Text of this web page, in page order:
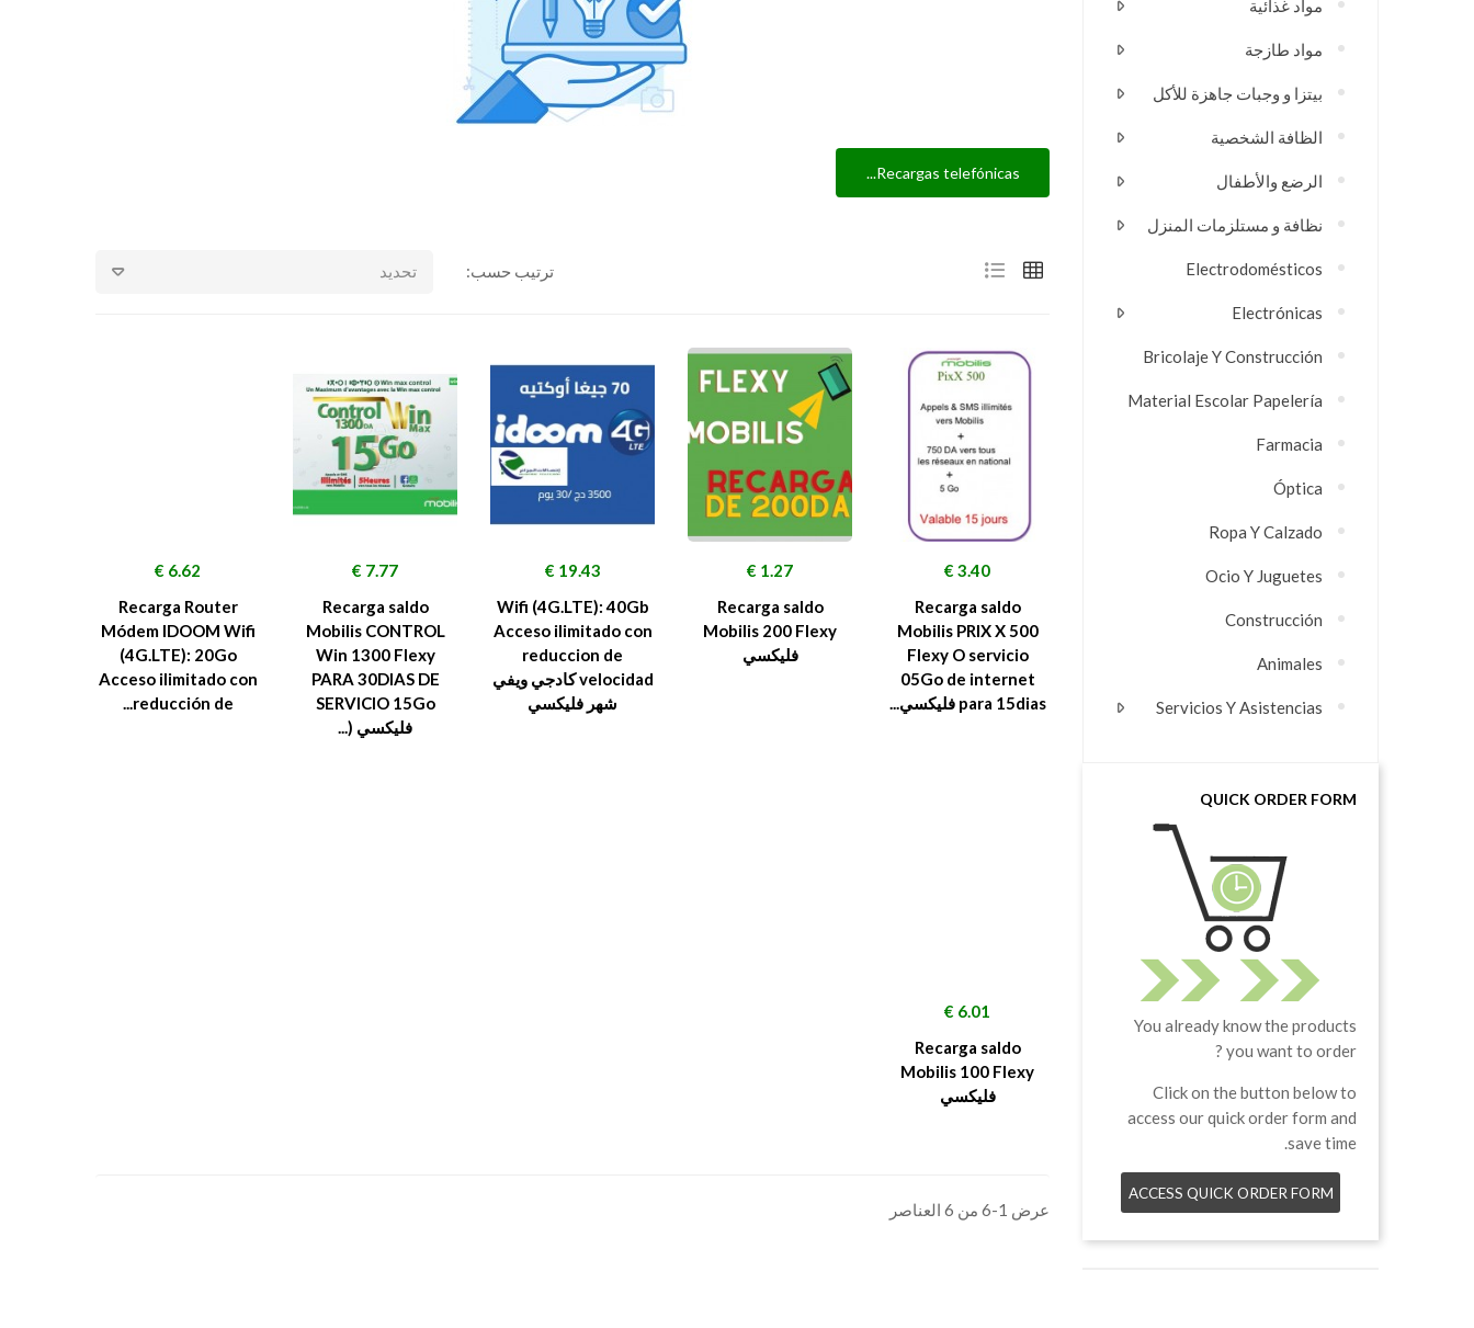
مواد غذائية
مواد طازجة
بيتزا و وجبات جاهزة للأكل
الظافة الشخصية
الرضع والأطفال
نظافة و مستلزمات المنزل
Electrodomésticos
Electrónicas
Bricolaje Y Construcción
Material Escolar Papelería
Farmacia
Óptica
Ropa Y Calzado
Ocio Y Juguetes
Construcción
Animales
Servicios Y Asistencias
QUICK ORDER FORM
You already know the products
you want to order ?
Click on the button below to
access our quick order form and
save time.
ACCESS QUICK ORDER FORM
Recargas telefónicas...
ترتيب حسب: تحديد
السعر
3.40 €
Recarga saldo
Mobilis PRIX X 500
Flexy O servicio
05Go de internet
para 15dias فليكسي...
السعر
1.27 €
Recarga saldo
Mobilis 200 Flexy
فليكسي
السعر
19.43 €
Wifi (4G.LTE): 40Gb
Acceso ilimitado con
reduccion de
velocidad كادجي ويفي
شهر فليكسي
السعر
7.77 €
Recarga saldo
Mobilis CONTROL
Win 1300 Flexy
PARA 30DIAS DE
SERVICIO 15Go
فليكسي (...
السعر
6.62 €
Recarga Router
Módem IDOOM Wifi
(4G.LTE): 20Go
Acceso ilimitado con
reducción de...
السعر
6.01 €
Recarga saldo
Mobilis 100 Flexy
فليكسي
عرض 1-6 من 6 العناصر